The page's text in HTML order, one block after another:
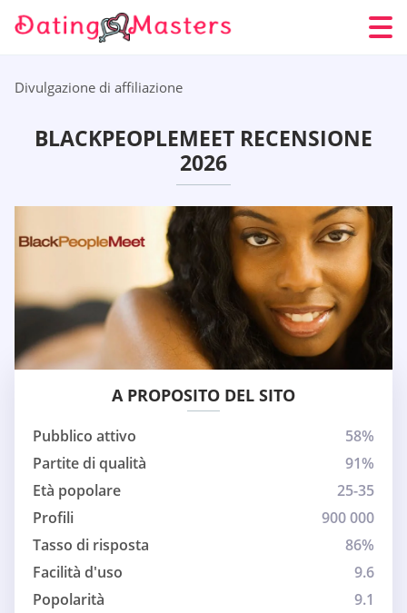
Divulgazione di affiliazione
BLACKPEOPLEMEET RECENSIONE
2026
A PROPOSITO DEL SITO
Pubblico attivo
58%
Partite di qualità
91%
Età popolare
25-35
Profili
900 000
Tasso di risposta
86%
Facilità d'uso
9.6
Popolarità
9.1